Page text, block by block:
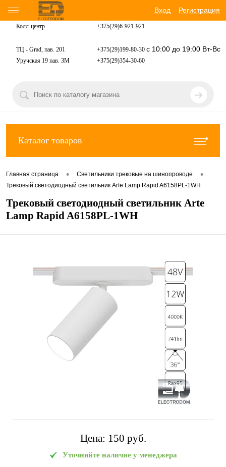
Вход Регистрация
Колл-центр +375(29)6-921-921
ТЦ - Grad, пав. 201 +375(29)199-80-30 с 10:00 до 19:00 Вт-Вс
Уручская 19 пав. 3М +375(29)354-30-60
Каталог товаров
Главная страница • Светильники трековые на шинопроводе •
Трековый светодиодный светильник Arte Lamp Rapid A6158PL-1WH
Трековый светодиодный светильник Arte
Lamp Rapid A6158PL-1WH
Цена: 150 pуб.
Уточняйте наличие у менеджера